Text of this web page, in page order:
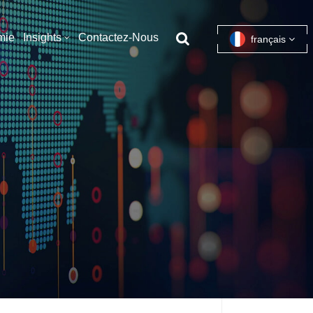
français
English
français
español
Insights Contactez-Nous